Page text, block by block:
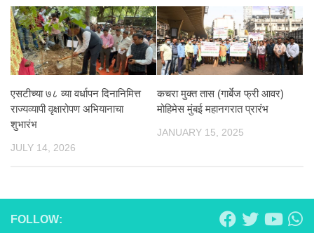
एसटीच्या ७८ व्या वर्धापन दिनानिमित्त
राज्यव्यापी वृक्षारोपण अभियानाचा
शुभारंभ
JULY 14, 2026
कचरा मुक्त तास (गार्बेज फ्री आवर)
मोहिमेस मुंबई महानगरात प्रारंभ
JANUARY 15, 2025
FOLLOW: